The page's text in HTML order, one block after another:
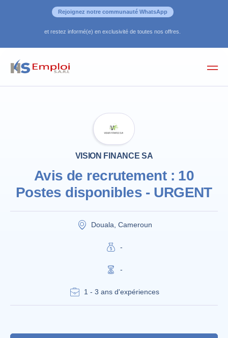
Rejoignez notre communauté WhatsApp
et restez informé(e) en exclusivité de toutes nos offres.
VISION FINANCE SA
Avis de recrutement : 10
Postes disponibles - URGENT
Douala, Cameroun
-
-
1 - 3 ans d'expériences